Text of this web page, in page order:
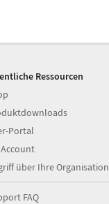
Ressourcen
Portal
über Ihre Organisation
FAQ